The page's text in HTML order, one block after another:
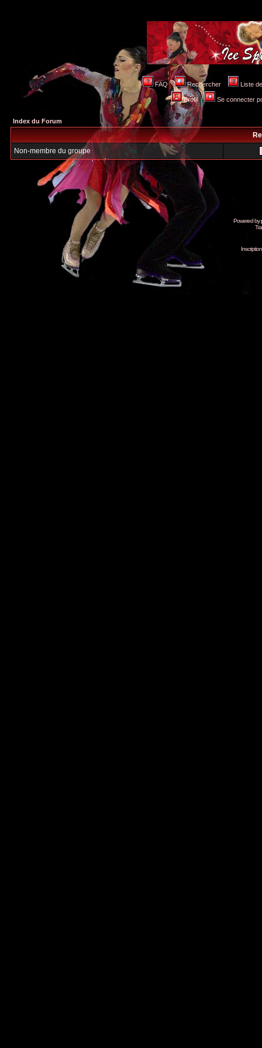
FAQ Rechercher Liste
Profil Se connecter
Index du Forum
Non-membre du groupe
Powered by